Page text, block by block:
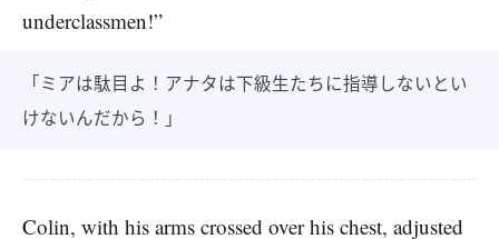
underclassmen!”
「ミアは駄目よ！アナタは下級生たちに指導しないとい
けないんだから！」
Colin, with his arms crossed over his chest, adjusted